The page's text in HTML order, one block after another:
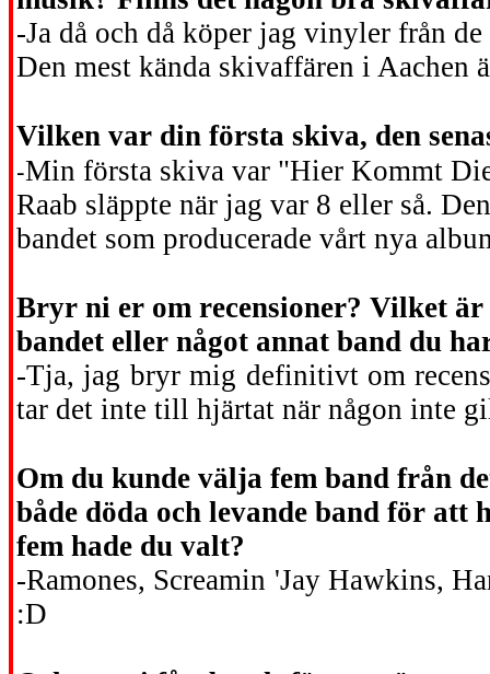
-Ja då och då köper jag vinyler från
Den mest kända skivaffären i Aachen
Vilken var din första skiva, den
-Min första skiva var "Hier Kommt
Raab släppte när jag var 8 eller så.
bandet som producerade vårt nya
Bryr ni er om recensioner? Vilket
bandet eller något annat band du
-Tja, jag bryr mig definitivt om
tar det inte till hjärtat när någon inte
Om du kunde välja fem band från
både döda och levande band för att
fem hade du valt?
-Ramones, Screamin 'Jay Hawkins,
:D